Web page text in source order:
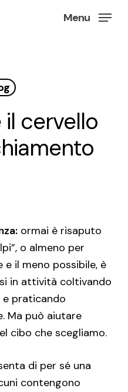
Menu
il cervello
ormai è risaputo
o almeno per
il meno possibile, è
in attività coltivando
e praticando
Ma può aiutare
cibo che scegliamo.
di per sé una
contengono